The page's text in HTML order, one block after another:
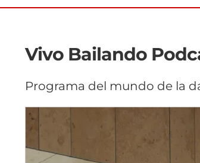
Vivo Bailando
Programa del mundo de la